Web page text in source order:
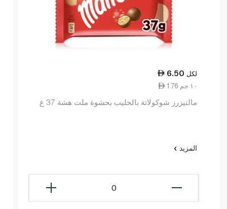
6.50 لكل
1.76 ١٠ جم
مالتيزرز شوكولاتة بالحليب بحشوة ملت هشة 37 غ
المزيد
0